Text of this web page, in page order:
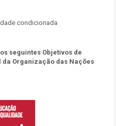
condicionada
seguintes Objetivos de
Organização das Nações